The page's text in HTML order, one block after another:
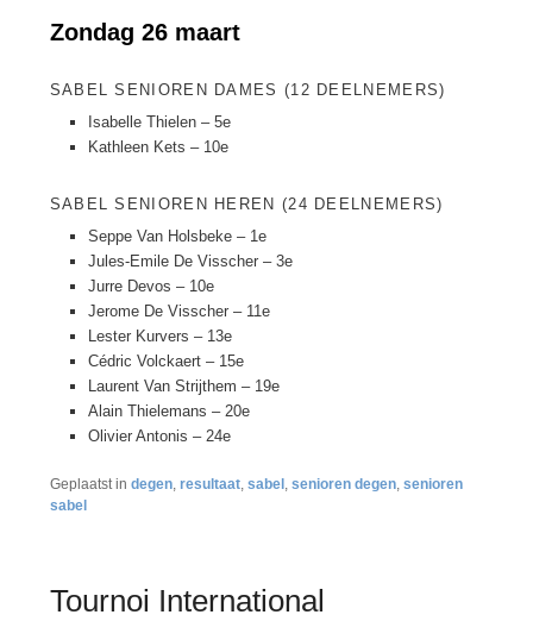
Zondag 26 maart
SABEL SENIOREN DAMES (12 DEELNEMERS)
Isabelle Thielen – 5e
Kathleen Kets – 10e
SABEL SENIOREN HEREN (24 DEELNEMERS)
Seppe Van Holsbeke – 1e
Jules-Emile De Visscher – 3e
Jurre Devos – 10e
Jerome De Visscher – 11e
Lester Kurvers – 13e
Cédric Volckaert – 15e
Laurent Van Strijthem – 19e
Alain Thielemans – 20e
Olivier Antonis – 24e
Geplaatst in degen, resultaat, sabel , senioren degen, senioren
sabel
Tournoi International